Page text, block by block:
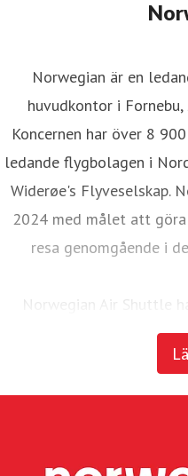
Norwegian är en
huvudkontor i
Koncernen har över 8
ledande flygbolagen i
Widerøe's Flyveselskap.
2024 med målet att
resa genomgående i
Norwegian Air Shuttle
erbjuder ett omfattande
nordiska länderna med